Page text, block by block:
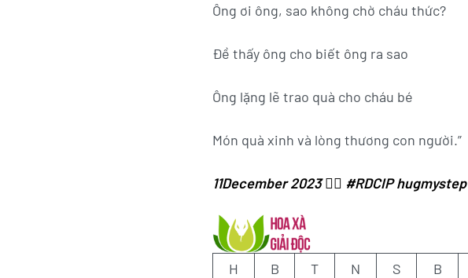
Ông ơi ông, sao không chờ cháu thức?
Đề thấy ông cho biết ông ra sao
Ông lặng lẽ trao quà cho cháu bé
Món quà xinh và lòng thương con người.”
11December 2023 ✍🏻 #RDCIP hugmystep
H B T N S B